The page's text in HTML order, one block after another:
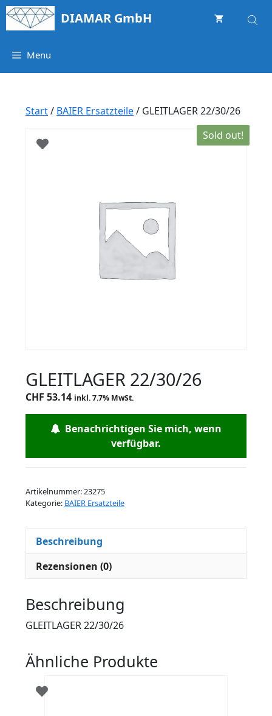
Springe
zum
DIAMAR GmbH
Menu
Start/ BAIER Ersatzteile/ GLEITLAGER 22/30/26
Sold out!
GLEITLAGER 22/30/26
CHF 53.14 inkl. 7.7% MwSt.
Benachrichtigen Sie mich, wenn
verfügbar.
Artikelnummer:23275
Kategorie: BAIER Ersatzteile
Beschreibung
Rezensionen (0)
Beschreibung
GLEITLAGER 22/30/26
Ähnliche Produkte